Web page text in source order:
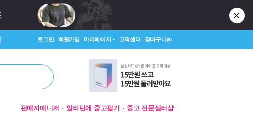
로그인 회원가입 마이페이지 고객센터 장바구니(0)
판매자매니저 알라딘에 중고팔기 중고 전문셀러샵